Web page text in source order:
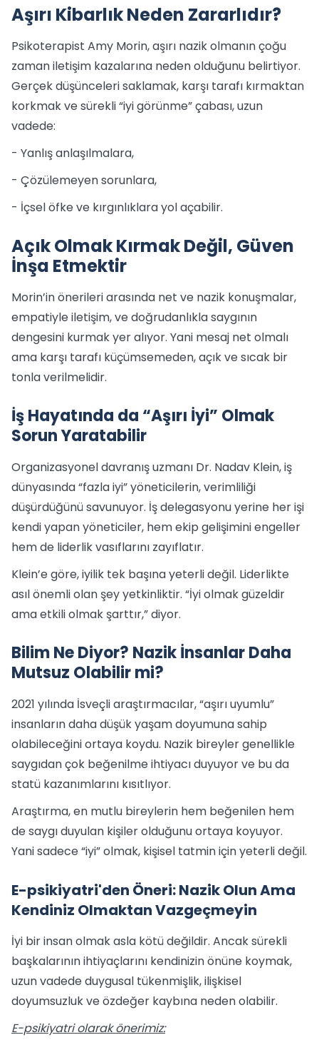
Aşırı Kibarlık Neden Zararlıdır?
Psikoterapist Amy Morin, aşırı nazik olmanın çoğu
zaman iletişim kazalarına neden olduğunu belirtiyor.
Gerçek düşünceleri saklamak, karşı tarafı kırmaktan
korkmak ve sürekli “iyi görünme” çabası, uzun
vadede:
- Yanlış anlaşılmalara,
- Çözülemeyen sorunlara,
- İçsel öfke ve kırgınlıklara yol açabilir.
Açık Olmak Kırmak Değil, Güven
İnşa Etmektir
Morin’in önerileri arasında net ve nazik konuşmalar,
empatiyle iletişim, ve doğrudanlıkla saygının
dengesini kurmak yer alıyor. Yani mesaj net olmalı
ama karşı tarafı küçümsemeden, açık ve sıcak bir
tonla verilmelidir.
İş Hayatında da “Aşırı İyi” Olmak
Sorun Yaratabilir
Organizasyonel davranış uzmanı Dr. Nadav Klein, iş
dünyasında “fazla iyi” yöneticilerin, verimliliği
düşürdüğünü savunuyor. İş delegasyonu yerine her işi
kendi yapan yöneticiler, hem ekip gelişimini engeller
hem de liderlik vasıflarını zayıflatır.
Klein’e göre, iyilik tek başına yeterli değil. Liderlikte
asıl önemli olan şey yetkinliktir. “İyi olmak güzeldir
ama etkili olmak şarttır,” diyor.
Bilim Ne Diyor? Nazik İnsanlar Daha
Mutsuz Olabilir mi?
2021 yılında İsveçli araştırmacılar, “aşırı uyumlu”
insanların daha düşük yaşam doyumuna sahip
olabileceğini ortaya koydu. Nazik bireyler genellikle
saygıdan çok beğenilme ihtiyacı duyuyor ve bu da
statü kazanımlarını kısıtlıyor.
Araştırma, en mutlu bireylerin hem beğenilen hem
de saygı duyulan kişiler olduğunu ortaya koyuyor.
Yani sadece “iyi” olmak, kişisel tatmin için yeterli değil.
E-psikiyatri'den Öneri: Nazik Olun Ama
Kendiniz Olmaktan Vazgeçmeyin
İyi bir insan olmak asla kötü değildir. Ancak sürekli
başkalarının ihtiyaçlarını kendinizin önüne koymak,
uzun vadede duygusal tükenmişlik, ilişkisel
doyumsuzluk ve özdeğer kaybına neden olabilir.
E-psikiyatri olarak önerimiz: